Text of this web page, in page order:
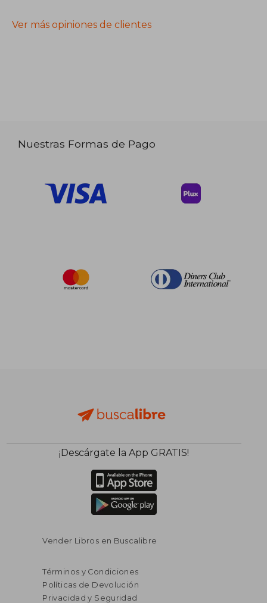
Ver más opiniones de clientes
Nuestras Formas de Pago
¡Descárgate la App GRATIS!
Vender Libros en Buscalibre
Términos y Condiciones
Políticas de Devolución
Privacidad y Seguridad